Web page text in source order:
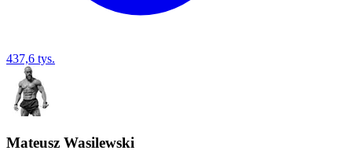
437,6 tys.
Mateusz Wasilewski